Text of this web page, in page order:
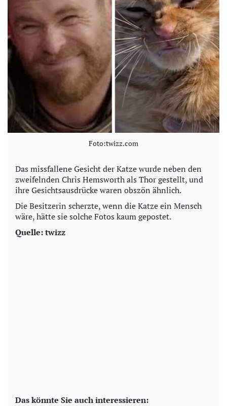
Foto:twizz.com
Das missfallene Gesicht der Katze wurde neben den
zweifelnden Chris Hemsworth als Thor gestellt, und
ihre Gesichtsausdrücke waren obszön ähnlich.
Die Besitzerin scherzte, wenn die Katze ein Mensch
wäre, hätte sie solche Fotos kaum gepostet.
Quelle: twizz
Das könnte Sie auch interessieren: